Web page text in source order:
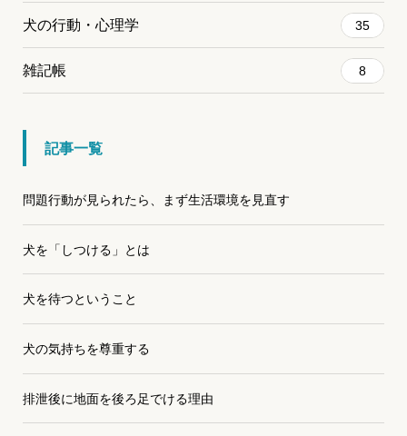
犬の行動・心理学 35
雑記帳 8
記事一覧
問題行動が見られたら、まず生活環境を見直す
犬を「しつける」とは
犬を待つということ
犬の気持ちを尊重する
排泄後に地面を後ろ足でける理由